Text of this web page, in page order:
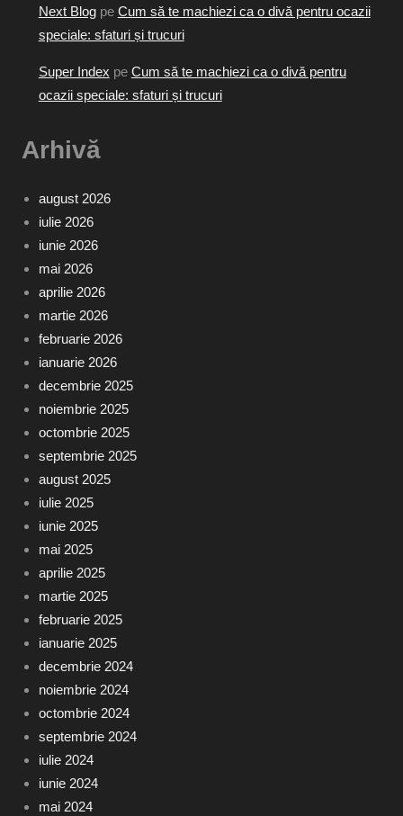
Next Blogpe Cum să te machiezi ca o divă pentru ocazii
speciale: sfaturi și trucuri
Super Index pe Cum să te machiezi ca o divă pentru
ocazii speciale: sfaturi și trucuri
Arhivă
august 2026
iulie 2026
iunie 2026
mai 2026
aprilie 2026
martie 2026
februarie 2026
ianuarie 2026
decembrie 2025
noiembrie 2025
octombrie 2025
septembrie 2025
august 2025
iulie 2025
iunie 2025
mai 2025
aprilie 2025
martie 2025
februarie 2025
ianuarie 2025
decembrie 2024
noiembrie 2024
octombrie 2024
septembrie 2024
iulie 2024
iunie 2024
mai 2024